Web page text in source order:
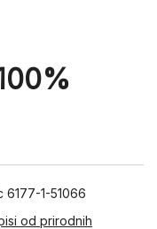
6177-1-51066
od prirodnih